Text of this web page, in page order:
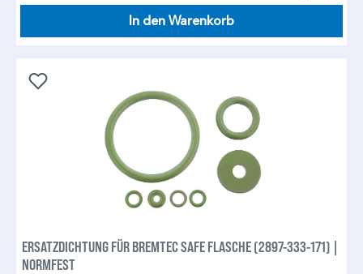
In den Warenkorb
ERSATZDICHTUNG FÜR BREMTEC SAFE FLASCHE (2897-333-171) |
NORMFEST